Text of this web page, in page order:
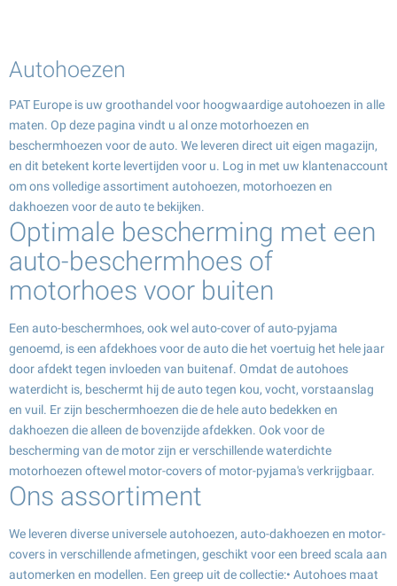
Autohoezen
PAT Europe is uw groothandel voor hoogwaardige autohoezen in alle
maten. Op deze pagina vindt u al onze motorhoezen en
beschermhoezen voor de auto. We leveren direct uit eigen magazijn,
en dit betekent korte levertijden voor u. Log in met uw klantenaccount
om ons volledige assortiment autohoezen, motorhoezen en
dakhoezen voor de auto te bekijken.
Optimale bescherming met een
auto-beschermhoes of
motorhoes voor buiten
Een auto-beschermhoes, ook wel auto-cover of auto-pyjama
genoemd, is een afdekhoes voor de auto die het voertuig het hele jaar
door afdekt tegen invloeden van buitenaf. Omdat de autohoes
waterdicht is, beschermt hij de auto tegen kou, vocht, vorstaanslag
en vuil. Er zijn beschermhoezen die de hele auto bedekken en
dakhoezen die alleen de bovenzijde afdekken. Ook voor de
bescherming van de motor zijn er verschillende waterdichte
motorhoezen oftewel motor-covers of motor-pyjama's verkrijgbaar.
Ons assortiment
We leveren diverse universele autohoezen, auto-dakhoezen en motor-
covers in verschillende afmetingen, geschikt voor een breed scala aan
automerken en modellen. Een greep uit de collectie:• Autohoes maat